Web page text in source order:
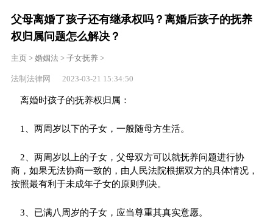
父母离婚了孩子还有继承权吗？离婚后孩子的抚养
权归属问题怎么解决？
主页> 婚姻法> 子女抚养>
法制法律网 2023-03-21 15:34:50
离婚时孩子的抚养权归属：
1、两周岁以下的子女，一般随母方生活。
2、两周岁以上的子女，父母双方可以就抚养问题进行协
商，如果无法协商一致的，由人民法院根据双方的具体情况，
按照最有利于未成年子女的原则判决。
3、已满八周岁的子女，应当尊重其真实意愿。